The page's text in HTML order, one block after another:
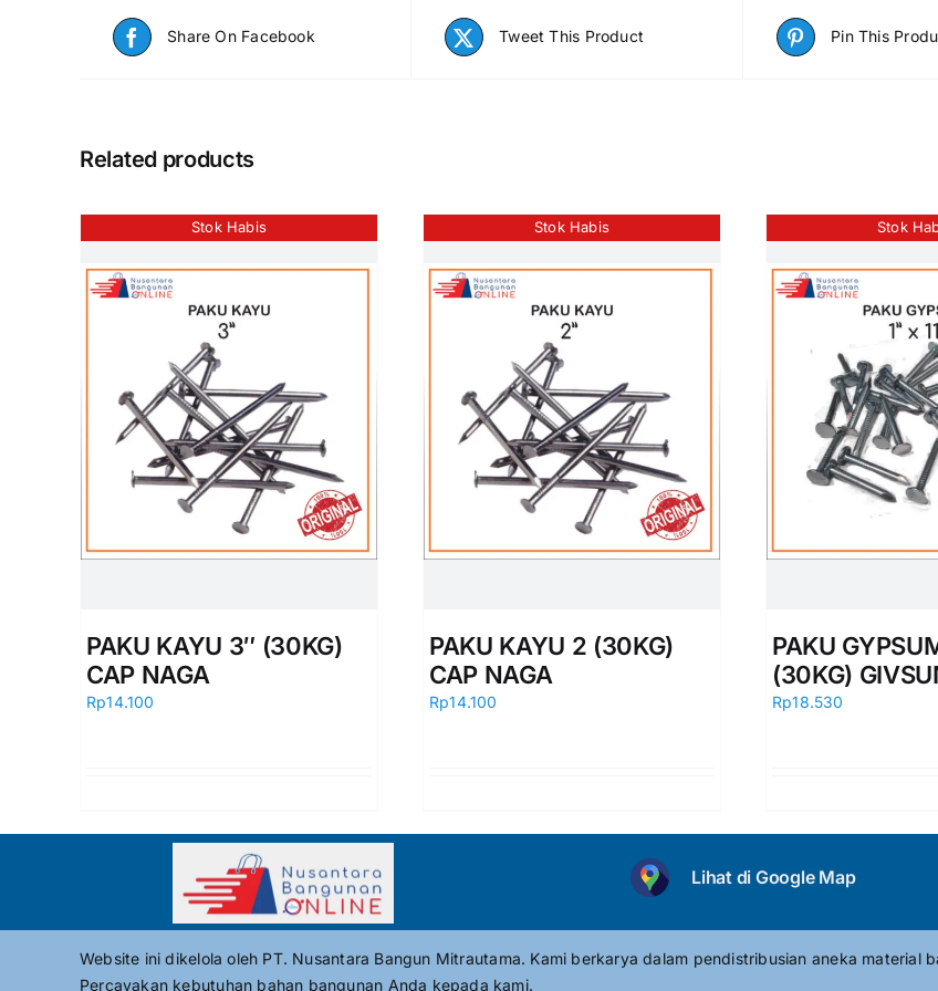
Share On Facebook Tweet This Product Pin This
Related products
Stok Habis
PAKU KAYU 3″ (30KG)
CAP NAGA
Rp14.100
Stok Habis
PAKU KAYU 2 (30KG)
CAP NAGA
Rp14.100
Stok
PAKU
(30KG)
Rp18.530
Lihat di Google Map
Website ini dikelola oleh PT. Nusantara Bangun Mitrautama. Kami berkarya dalam pendistribusian aneka material
Percayakan kebutuhan bahan bangunan Anda kepada kami.